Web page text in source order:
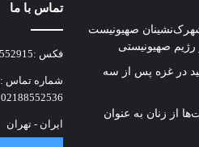
صهیونیست
رژیم صهیونیستی
و دفن ۱۱۲ شهید در غزه پس از سه
از زنان به عنوان
تماس با ما
فکس :02188552915
02188552536
ایران - تهران